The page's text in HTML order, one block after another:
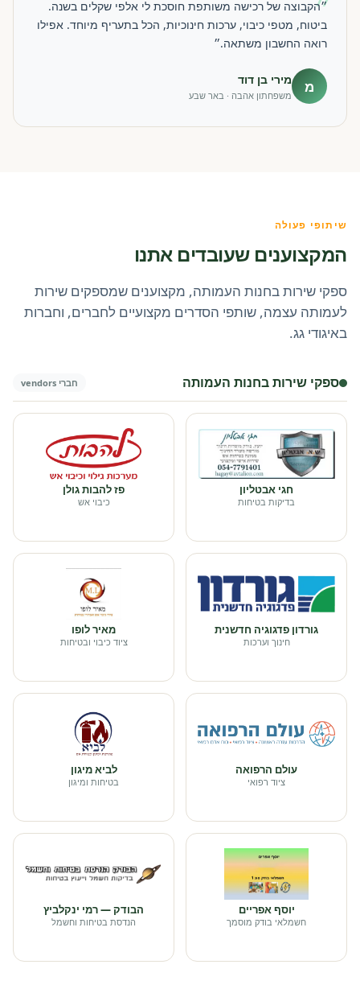
״הקבוצה של רכישה משותפת חוסכת לי אלפי שקלים בשנה.
ביטוח, מטפי כיבוי, ערכות חינוכיות, הכל בתעריף מיוחד. אפילו
רואה החשבון משתאה.״
מ מירי בן דוד
משפחתון אהבה · באר שבע
שיתופי פעולה
המקצוענים שעובדים אתנו
ספקי שירות בחנות העמותה, מקצוענים שמספקים שירות
לעמותה עצמה, שותפי הסדרים מקצועיים לחברים, וחברות
באיגודי גג.
ספקי שירות בחנות העמותה חברי vendors
חגי אבטליון
בדיקות בטיחות
פז להבות גולן
כיבוי אש
גורדון פדגוגיה חדשנית
חינוך וערכות
מאיר לופו
ציוד כיבוי ובטיחות
עולם הרפואה
ציוד רפואי
לביא מיגון
בטיחות ומיגון
יוסף אפריים
חשמלאי בודק מוסמך
הבודק — רמי ינקלביץ
הנדסת בטיחות וחשמל